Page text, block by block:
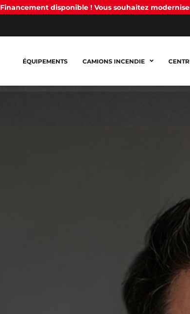
Financement disponible ! Vous souhaitez
ÉQUIPEMENTS CAMIONS INCENDIE